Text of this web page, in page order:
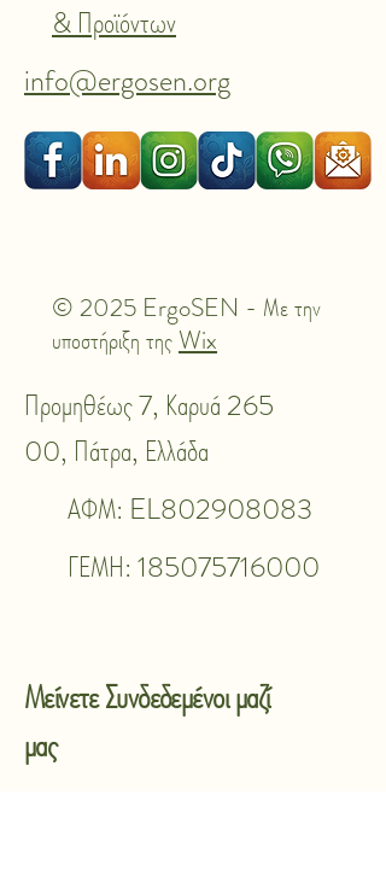
& Προϊόντων
info@ergosen.org
© 2025 ErgoSEN - Με την
υποστήριξη της Wix
Προμηθέως 7, Καρυά 265
00, Πάτρα, Ελλάδα
ΑΦΜ: EL802908083
ΓΕΜΗ: 185075716000
Μείνετε Συνδεδεμένοι μαζί
μας